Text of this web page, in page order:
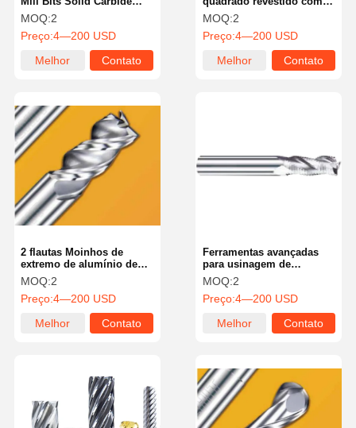
TiN 4 flautas para
fresagem de alta precisão
MOQ:2
Preço:4—200 USD
Melhor
Contato
End Mill Industrial para
aumentar a produtividade
MOQ:2
Preço:4—200 USD
Melhor
Contato
Ferramentas avançadas
para usinagem de
precisão
MOQ:2
Preço:4—200 USD
Melhor
Contato
2 flautas Moinhos de
extremo de alumínio de
alta precisão com
resistência ao calor
MOQ:2
Preço:4—200 USD
Melhor
Contato